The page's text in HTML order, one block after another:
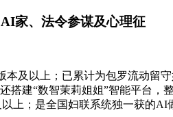
家、法令参谋及心理征
及以上；已累计为包罗流动留
搭建“数智茉莉姐姐”智能平台，
上；是全国妇联系统独一获的AI